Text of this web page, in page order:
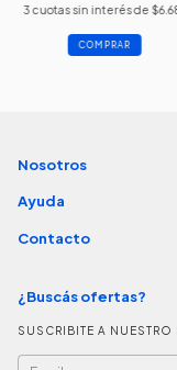
3 cuotas sin interés de
COMPRAR
Nosotros
Ayuda
Contacto
¿Buscás ofertas?
SUSCRIBITE A NUESTRO